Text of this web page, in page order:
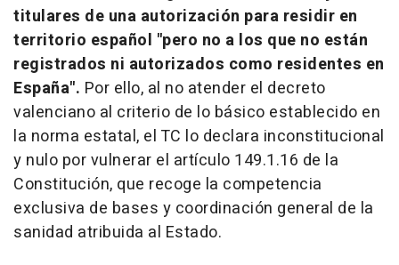
titulares de una autorización para residir en
territorio español "pero no a los que no están
registrados ni autorizados como residentes en
España". Por ello, al no atender el decreto
valenciano al criterio de lo básico establecido en
la norma estatal, el TC lo declara inconstitucional
y nulo por vulnerar el artículo 149.1.16 de la
Constitución, que recoge la competencia
exclusiva de bases y coordinación general de la
sanidad atribuida al Estado.